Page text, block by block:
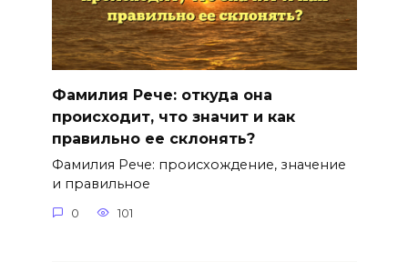
Фамилия Рече: откуда она
происходит, что значит и как
правильно ее склонять?
Фамилия Рече: происхождение, значение
и правильное
0 101